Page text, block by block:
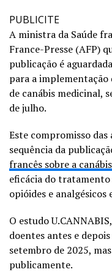
PUBLICITE
A ministra da Saúde
France-Presse (AFP)
publicação é
para a
de canábis medicinal,
de julho.
Este compromisso
sequência da
francês sobre a
eficácia do
opióides e
O estudo
doentes antes e
setembro de 2025,
publicamente.